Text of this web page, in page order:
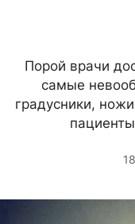
Порой врачи
самые
градусники,